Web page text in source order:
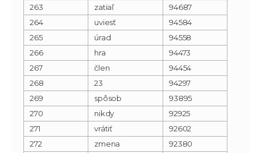
263
zatiaľ
94687
264
uviesť
94584
265
úrad
94558
266
hra
94473
267
člen
94454
268
23
94297
269
spôsob
93895
270
nikdy
92925
271
vrátiť
92602
272
zmena
92380